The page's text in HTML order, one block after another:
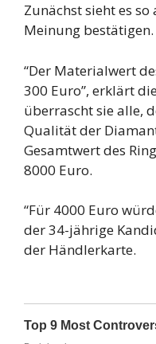
Zunächst sieht es
Meinung bestätigen.
“Der Materialwert
300 Euro”, erklärt
überrascht sie alle,
Qualität der
Gesamtwert des
8000 Euro.
“Für 4000 Euro
der 34-jährige
der Händlerkarte.